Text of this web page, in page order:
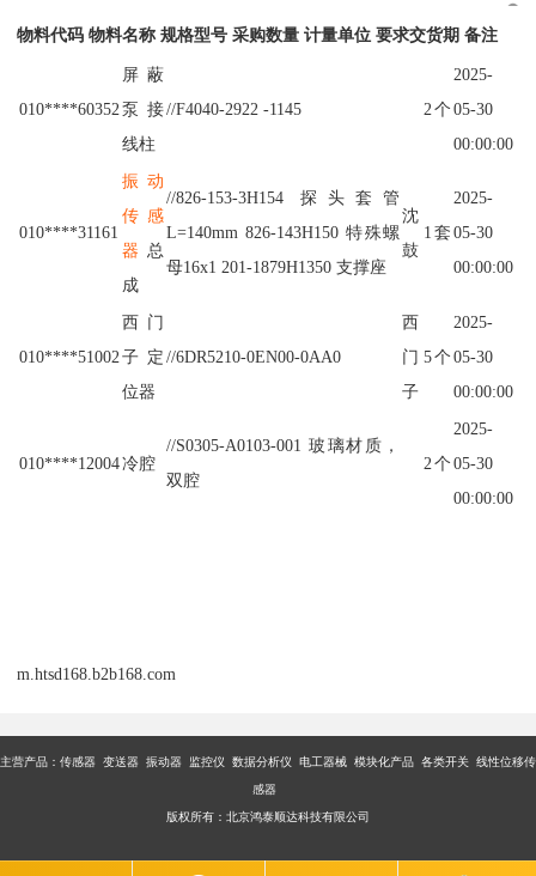
物料代码 物料名称 规格型号 采购数量 计量单位 要求交货期 备注
010****60352
屏蔽
泵接
线柱
//F4040-2922 -1145 2 个
2025-
05-30
00:00:00
010****31161
振动
传感
器 总
成
//826-153-3H154 探头套管
L=140mm 826-143H150 特殊螺
母16x1 201-1879H1350 支撑座
沈
鼓
1 套
2025-
05-30
00:00:00
010****51002
西门
子定
位器
//6DR5210-0EN00-0AA0
西
门
子
5个
2025-
05-30
00:00:00
010****12004冷腔
//S0305-A0103-001 玻璃材质，
双腔
2 个
2025-
05-30
00:00:00
m.htsd168.b2b168.com
主营产品：传感器 变送器 振动器 监控仪 数据分析仪 电工器械 模块化产品 各类开关 线性位移传
感器
版权所有：北京鸿泰顺达科技有限公司